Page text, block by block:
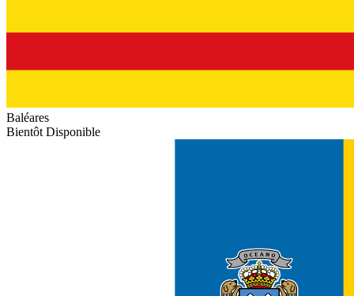
Baléares
Bientôt Disponible